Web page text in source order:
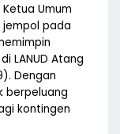
Umum
jempol pada
LANUD Atang
Dengan
berpeluang
kontingen